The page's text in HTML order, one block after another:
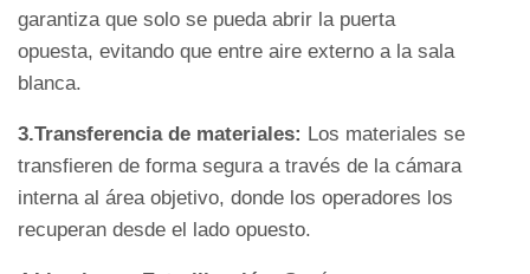
garantiza que solo se pueda abrir la puerta
opuesta, evitando que entre aire externo a la sala
blanca.
3.Transferencia de materiales: Los materiales se
transfieren de forma segura a través de la cámara
interna al área objetivo, donde los operadores los
recuperan desde el lado opuesto.